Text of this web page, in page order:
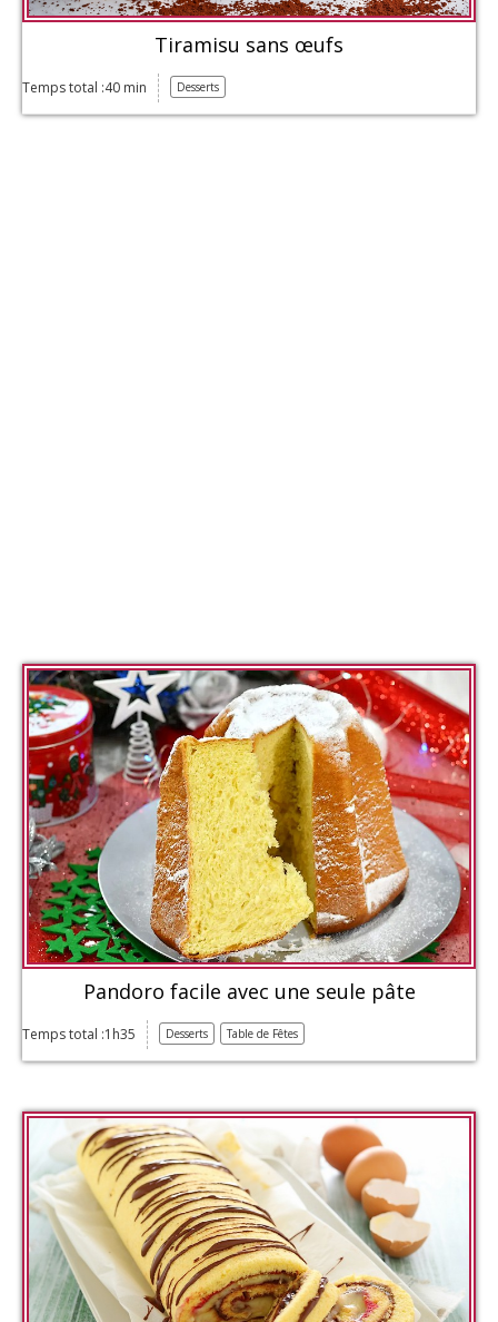
Tiramisu sans œufs
Temps total :40 min Desserts
Pandoro facile avec une seule pâte
Temps total :1h35 Desserts Table de Fêtes